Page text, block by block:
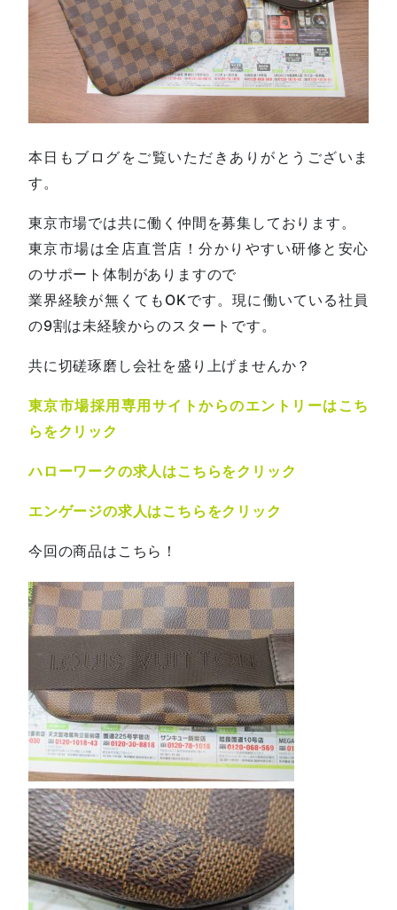
本日もブログをご覧いただきありがとうございま
す。
東京市場では共に働く仲間を募集しております。
東京市場は全店直営店！分かりやすい研修と安心
のサポート体制がありますので
業界経験が無くてもOKです。現に働いている社員
の9割は未経験からのスタートです。
共に切磋琢磨し会社を盛り上げませんか？
東京市場採用専用サイトからのエントリーはこち
らをクリック
ハローワークの求人はこちらをクリック
エンゲージの求人はこちらをクリック
今回の商品はこちら！